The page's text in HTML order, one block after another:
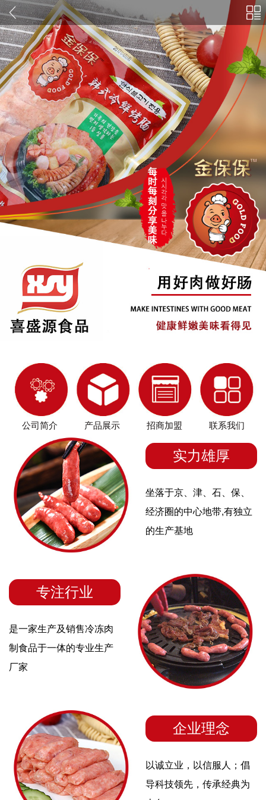
公司简介 产品展示 招商加盟 联系我们
实力雄厚
坐落于京、津、石、保、
经济圈的中心地带,有独立
的生产基地
专注行业
是一家生产及销售冷冻肉
制食品于一体的专业生产
厂家
企业理念
以诚立业，以信服人；倡
导科技领先，传承经典为